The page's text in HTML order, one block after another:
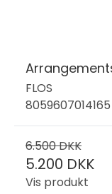
FLOS
8059607014165
6.500 DKK
5.200 DKK
Vis produkt